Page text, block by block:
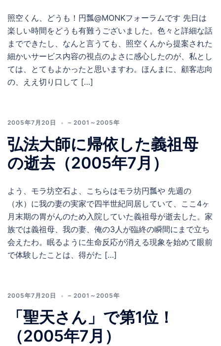
照空くん、どうも！円瓢@MONKフォーラムです 先日は
楽しい時間をどうも有難うございました。色々と詳細な話
までできたし、なんと言うても、照空くんから提案された
細かいサービス内容の視点のよさに感心したのが、私とし
ては、とてもよかったと思いますわ。ほんまに、顧客志向
の、ええ切り口して […]
2005年7月20日 – 2001～2005年
弘法大師に帰依した義祖母
の逝去（2005年7月）
よう、モラ坊空石よ、こちらはモラ坊円瓢や 先週の
（水）に我の妻の実家で四半世紀同居していて、ここ4ヶ
月末期の胃がんのため入院していた義祖母が逝去した。家
族では義祖母、我の妻、俺の3人が臨終の瞬間にまで立ち
会えたわ。眠るように生命反応が消える現象を始めて眼前
で体験したことは、得がた […]
2005年7月20日 – 2001～2005年
「聖天さん」で第1位！
（2005年7月）